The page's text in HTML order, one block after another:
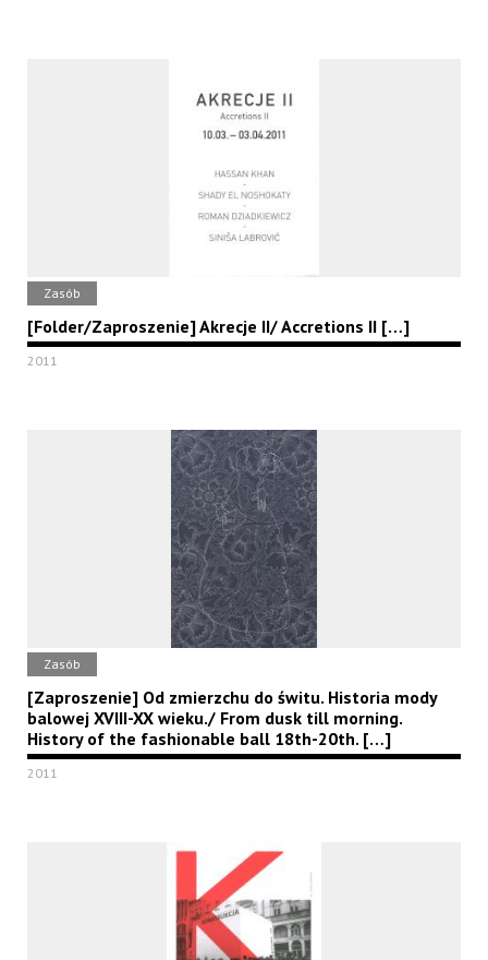
Zasób
[Folder/Zaproszenie] Akrecje II/ Accretions II […]
2011
Zasób
[Zaproszenie] Od zmierzchu do świtu. Historia mody
balowej XVIII-XX wieku./ From dusk till morning.
History of the fashionable ball 18th-20th. […]
2011